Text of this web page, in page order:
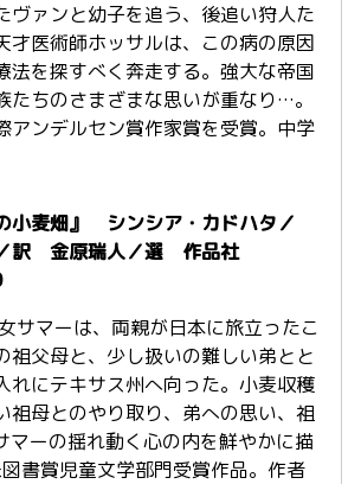
ヴァンと幼子を追う、後追い狩人た
才医術師ホッサルは、この病の原因
法を探すべく奔走する。強大な帝国
たちのさまざまな思いが重なり…。
アンデルセン賞作家賞を受賞。中学
小麦畑』 シンシア・カドハタ／
訳 金原瑞人／選 作品社
サマーは、両親が日本に旅立ったこ
祖父母と、少し扱いの難しい弟とと
れにテキサス州へ向った。小麦収穫
祖母とのやり取り、弟への思い、祖
ーの揺れ動く心の内を鮮やかに描
書賞児童文学部門受賞作品。作者